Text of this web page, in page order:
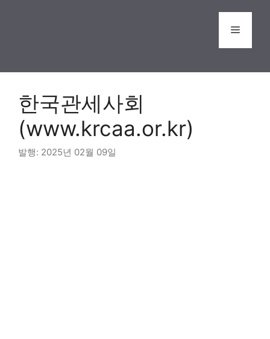
Menu
한국관세사회
(www.krcaa.or.kr)
2025년 02월 09일